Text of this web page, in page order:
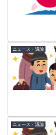
ニュース・議論
ニュース・議論